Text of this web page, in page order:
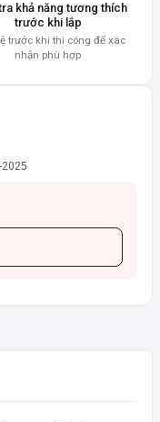
khả năng tương thích
trước khi lắp
trước khi thi công để xác
nhận phù hợp
2025